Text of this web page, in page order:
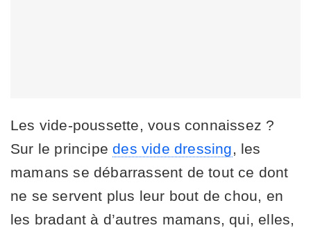
Les vide-poussette, vous connaissez ?
Sur le principedes vide dressing , les
mamans se débarrassent de tout ce dont
ne se servent plus leur bout de chou, en
les bradant à d’autres mamans, qui, elles,